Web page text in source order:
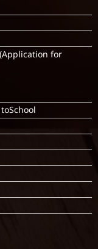
for
toSchool